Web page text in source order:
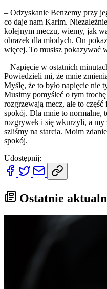
– Odzyskanie Benzemy przy
co daje nam Karim.
kolejnym meczu, wiemy, jak
obrazek dla młodych. On
więcej. To musisz pokazywać
– Napięcie w ostatnich
Powiedzieli mi, że mnie
Myślę, że to było napięcie nie
Musimy pomyśleć o tym
rozgrzewają mecz, ale to
spokój. Dla mnie to normalne,
rozgrywek i się wkurzyli, a my
szliśmy na starcia. Moim
spokój.
Udostępnij:
Ostatnie